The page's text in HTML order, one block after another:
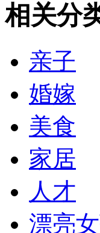
相关分
亲子
婚嫁
美食
家居
人才
漂亮